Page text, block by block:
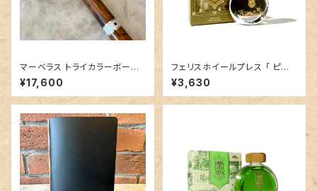
マーベラス トライカラーボール
ペン【ホンジュラスローズウッド
バーズアイ 】②
¥17,600
フェリスホイールプレス 「 ピー
ターモス（THE BOOK SHOPP
E COLLECTION）」／38mlイ
ンク／ラメなし
¥3,630